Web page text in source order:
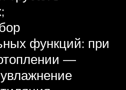
функций: при
—